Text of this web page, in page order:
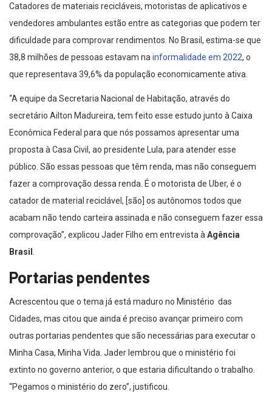
Catadores de materiais recicláveis, motoristas de aplicativos e
vendedores ambulantes estão entre as categorias que podem ter
dificuldade para comprovar rendimentos. No Brasil, estima-se que
38,8 milhões de pessoas estavam na informalidade em 2022, o
que representava 39,6% da população economicamente ativa.
“A equipe da Secretaria Nacional de Habitação, através do
secretário Ailton Madureira, tem feito esse estudo junto à Caixa
Econômica Federal para que nós possamos apresentar uma
proposta à Casa Civil, ao presidente Lula, para atender esse
público. São essas pessoas que têm renda, mas não conseguem
fazer a comprovação dessa renda. É o motorista de Uber, é o
catador de material reciclável, [são] os autônomos todos que
acabam não tendo carteira assinada e não conseguem fazer essa
comprovação”, explicou Jader Filho em entrevista à Agência
Brasil
Portarias pendentes
Acrescentou que o tema já está maduro no Ministério das
Cidades, mas citou que ainda é preciso avançar primeiro com
outras portarias pendentes que são necessárias para executar o
Minha Casa, Minha Vida. Jader lembrou que o ministério foi
extinto no governo anterior, o que estaria dificultando o trabalho.
“Pegamos o ministério do zero”, justificou.